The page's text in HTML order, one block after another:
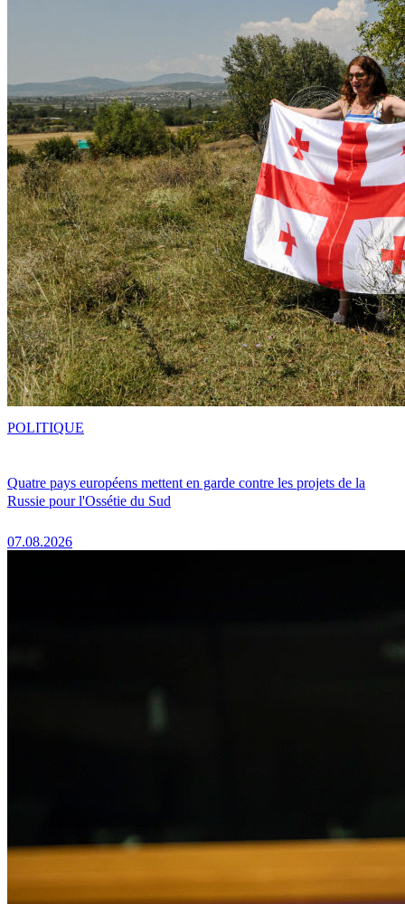
Quatre pays européens mettent en garde contre les projets de la
Russie pour l'Ossétie du Sud
07.08.2026
POLITIQUE